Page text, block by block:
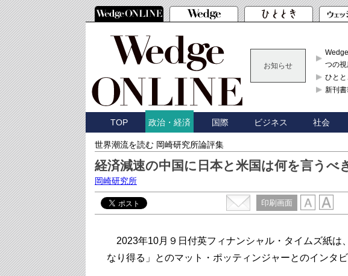
お知らせ
つの視
ひと
新刊書
TOP 政治・経済 国際 ビジネス 社会
世界潮流を読む 岡崎研究所論評集
経済減速の中国に日本と米国は何を言うべ
岡崎研究所
印刷画面
2023年10月９日付英フィナンシャル・タイムズ紙は
なり得る」とのマット・ポッティンジャーとのインタ